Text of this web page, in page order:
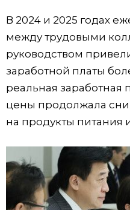
От редакции
В 2024 и 2025 годах
между трудовыми
руководством
заработной платы
реальная заработная
цены продолжала
на продукты питания